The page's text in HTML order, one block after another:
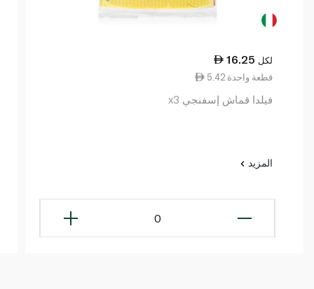
16.25 لكل
5.42 قطعة واحدة
فيلدا قماش إسفنجي x3
المزيد
0